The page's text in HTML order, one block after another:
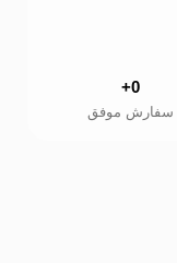
سفارش موفق
0
+